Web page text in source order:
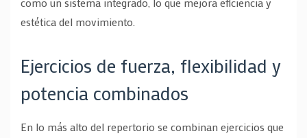
estética del movimiento.
Ejercicios de fuerza, flexibilidad y
potencia combinados
En lo más alto del repertorio se combinan ejercicios que